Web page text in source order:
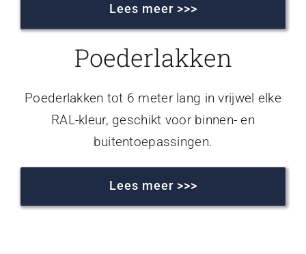
Lees meer >>>
Poederlakken
Poederlakken tot 6 meter lang in vrijwel elke
RAL-kleur, geschikt voor binnen- en
buitentoepassingen.
Lees meer >>>